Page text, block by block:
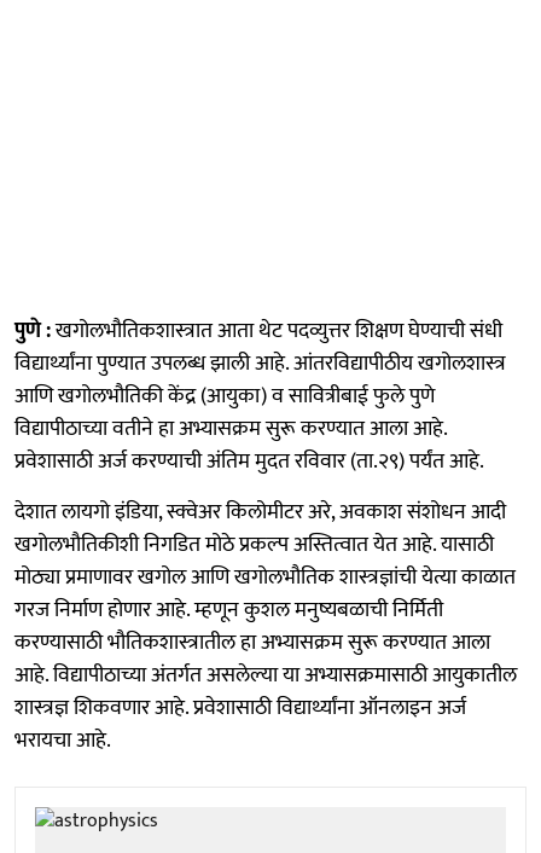
पुणे :खगोलभौतिकशास्त्रात आता थेट पदव्युत्तर शिक्षण घेण्याची संधी
विद्यार्थ्यांना पुण्यात उपलब्ध झाली आहे. आंतरविद्यापीठीय खगोलशास्त्र
आणि खगोलभौतिकी केंद्र (आयुका) व सावित्रीबाई फुले पुणे
विद्यापीठाच्या वतीने हा अभ्यासक्रम सुरू करण्यात आला आहे.
प्रवेशासाठी अर्ज करण्याची अंतिम मुदत रविवार (ता.२९) पर्यंत आहे.
देशात लायगो इंडिया, स्क्वेअर किलोमीटर अरे, अवकाश संशोधन आदी
खगोलभौतिकीशी निगडित मोठे प्रकल्प अस्तित्वात येत आहे. यासाठी
मोठ्या प्रमाणावर खगोल आणि खगोलभौतिक शास्त्रज्ञांची येत्या काळात
गरज निर्माण होणार आहे. म्हणून कुशल मनुष्यबळाची निर्मिती
करण्यासाठी भौतिकशास्त्रातील हा अभ्यासक्रम सुरू करण्यात आला
आहे. विद्यापीठाच्या अंतर्गत असलेल्या या अभ्यासक्रमासाठी आयुकातील
शास्त्रज्ञ शिकवणार आहे. प्रवेशासाठी विद्यार्थ्यांना ऑनलाइन अर्ज
भरायचा आहे.